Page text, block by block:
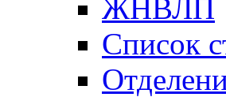
ЖНВЛП
Список